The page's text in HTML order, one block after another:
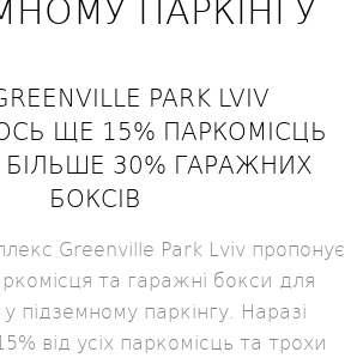
ПАРКІНГУ
PARK LVIV
ЩЕ 15% ПАРКОМІСЦЬ
30% ГАРАЖНИХ
БОКСІВ
Greenville Park Lviv пропонує
та гаражні бокси для
у підземному паркінгу. Наразі
від усіх паркомісць та трохи